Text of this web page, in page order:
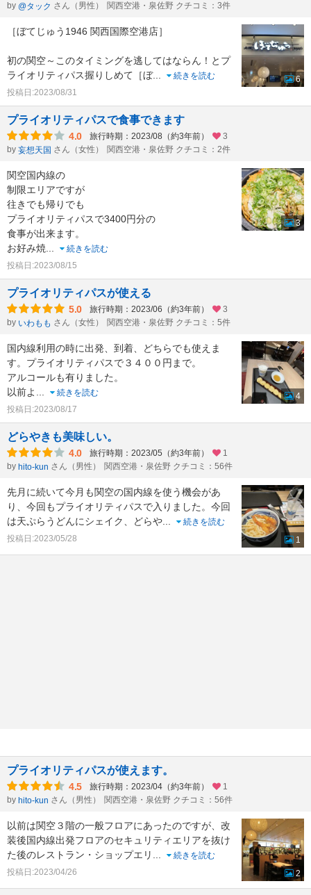
by @タック さん（男性） 関西空港・泉佐野 クチコミ：3件
［ぼてじゅう1946 関西国際空港店］
初の関空～このタイミングを逃してはならん！とプ
ライオリティパス握りしめて［ぼ...
続きを読む
投稿日:2023/08/31
6
プライオリティパスで食事できます
4.0 旅行時期：2023/08（約3年前）
3
by 妄想天国 さん（女性） 関西空港・泉佐野 クチコミ：2件
関空国内線の
制限エリアですが
往きでも帰りでも
プライオリティパスで3400円分の
食事が出来ます。
お好み焼
続きを読む
投稿日:2023/08/15
3
プライオリティパスが使える
5.0 旅行時期：2023/06（約3年前）
3
by いわもも さん（女性） 関西空港・泉佐野 クチコミ：5件
国内線利用の時に出発、到着、どちらでも使えま
す。プライオリティパスで３４００円まで。
アルコールも有りました。
以前よ
続きを読む
投稿日:2023/08/17
4
どらやきも美味しい。
4.0 旅行時期：2023/05（約3年前）
1
by hito-kun さん（男性） 関西空港・泉佐野 クチコミ：56件
先月に続いて今月も関空の国内線を使う機会があ
り、今回もプライオリティパスで入りました。今回
は天ぷらうどんにシェイク、どらや
続きを読む
投稿日:2023/05/28
1
プライオリティパスが使えます。
4.5 旅行時期：2023/04（約3年前）
1
by hito-kun さん（男性） 関西空港・泉佐野 クチコミ：56件
以前は関空３階の一般フロアにあったのですが、改
装後国内線出発フロアのセキュリティエリアを抜け
た後のレストラン・ショップエリ
続きを読む
投稿日:2023/04/26
2